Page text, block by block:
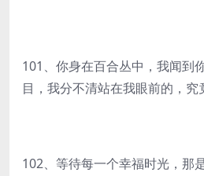
101、你身在百合丛中，我闻到
目，我分不清站在我眼前的，究
102、等待每一个幸福时光，